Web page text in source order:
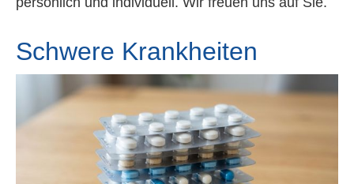
Schwe­re Krank­hei­ten